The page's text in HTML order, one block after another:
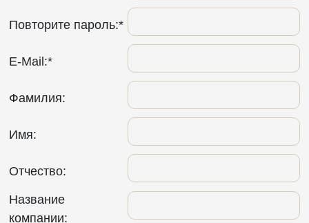
Повторите пароль:*
E-Mail:*
Фамилия:
Имя:
Отчество:
Название
компании: